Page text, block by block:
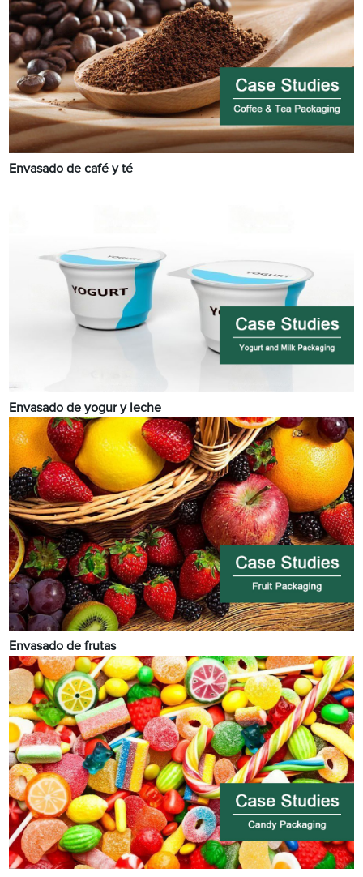
Envasado de café y té
Envasado de yogur y leche
Envasado de frutas